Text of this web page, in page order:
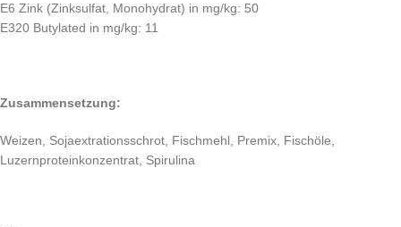
E6 Zink (Zinksulfat, Monohydrat) in mg/kg: 50
E320 Butylated in mg/kg: 11
Zusammensetzung:
Weizen, Sojaextrationsschrot, Fischmehl, Premix, Fischöle,
Luzernproteinkonzentrat, Spirulina